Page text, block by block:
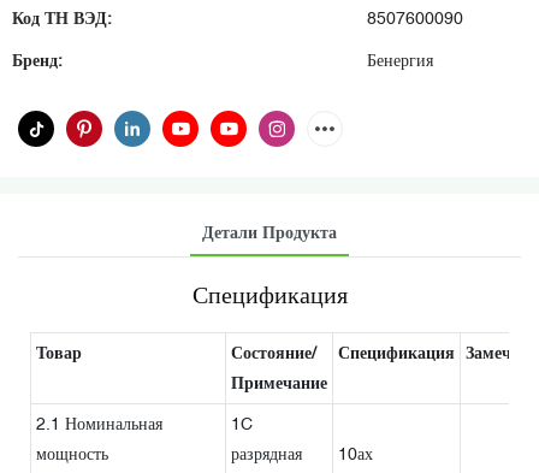
Код ТН ВЭД: 8507600090
Бренд: Бенергия
Детали Продукта
Спецификация
Товар
Состояние/
Примечание
Спецификация
2.1 Номинальная
мощность
1C
разрядная
10ах